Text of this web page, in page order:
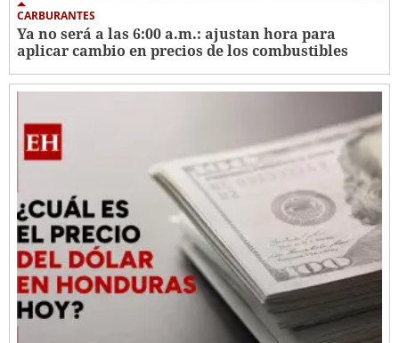
CARBURANTES
Ya no será a las 6:00 a.m.: ajustan hora para
aplicar cambio en precios de los combustibles